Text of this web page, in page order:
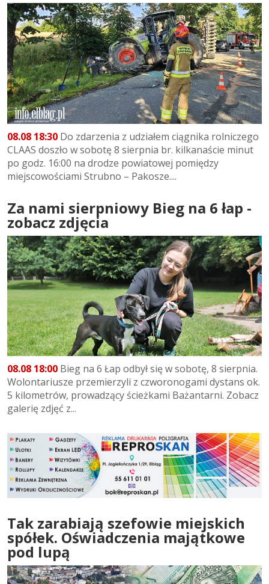
08.08 18:30 Do zdarzenia z udziałem ciągnika rolniczego
CLAAS doszło w sobotę 8 sierpnia br. kilkanaście minut
po godz. 16:00 na drodze powiatowej pomiędzy
miejscowościami Strubno – Pakosze....
Za nami sierpniowy Bieg na 6 łap -
zobacz zdjęcia
08.08 18:00 Bieg na 6 Łap odbył się w sobotę, 8 sierpnia.
Wolontariusze przemierzyli z czworonogami dystans ok.
5 kilometrów, prowadzący ścieżkami Bażantarni. Zobacz
galerię zdjęć z...
Tak zarabiają szefowie miejskich
spółek. Oświadczenia majątkowe
pod lupą